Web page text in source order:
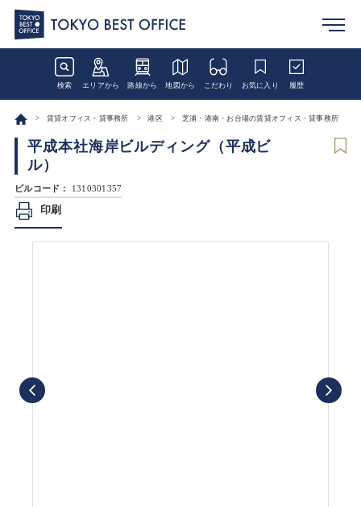
検索 エリアから 路線から 地図から こだわり お気に入り 履歴
賃貸オフィス・貸事務所 港区 芝浦・港南・お台場の賃貸オフィス・貸事務所
平成本社海岸ビルディング（平成ビ
ル）
ビルコード： 1310301357
印刷